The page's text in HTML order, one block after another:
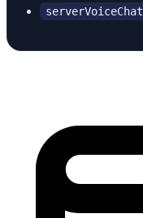
serverVoiceChat